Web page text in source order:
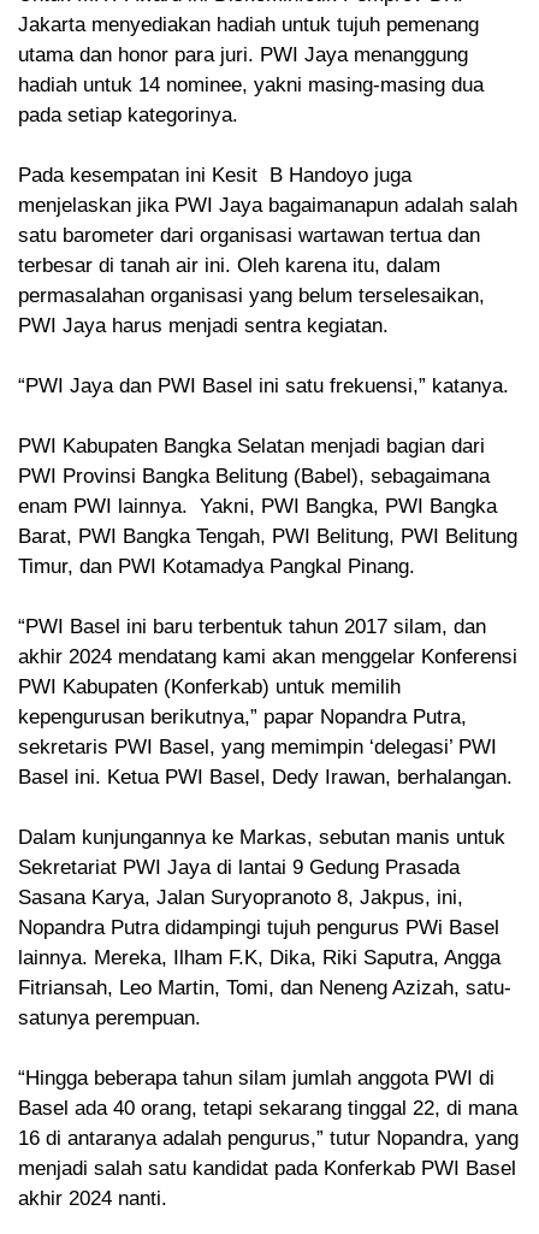
Jakarta menyediakan hadiah untuk tujuh pemenang
utama dan honor para juri. PWI Jaya menanggung
hadiah untuk 14 nominee, yakni masing-masing dua
pada setiap kategorinya.
Pada kesempatan ini Kesit B Handoyo juga
menjelaskan jika PWI Jaya bagaimanapun adalah salah
satu barometer dari organisasi wartawan tertua dan
terbesar di tanah air ini. Oleh karena itu, dalam
permasalahan organisasi yang belum terselesaikan,
PWI Jaya harus menjadi sentra kegiatan.
“PWI Jaya dan PWI Basel ini satu frekuensi,” katanya.
PWI Kabupaten Bangka Selatan menjadi bagian dari
PWI Provinsi Bangka Belitung (Babel), sebagaimana
enam PWI lainnya. Yakni, PWI Bangka, PWI Bangka
Barat, PWI Bangka Tengah, PWI Belitung, PWI Belitung
Timur, dan PWI Kotamadya Pangkal Pinang.
“PWI Basel ini baru terbentuk tahun 2017 silam, dan
akhir 2024 mendatang kami akan menggelar Konferensi
PWI Kabupaten (Konferkab) untuk memilih
kepengurusan berikutnya,” papar Nopandra Putra,
sekretaris PWI Basel, yang memimpin ‘delegasi’ PWI
Basel ini. Ketua PWI Basel, Dedy Irawan, berhalangan.
Dalam kunjungannya ke Markas, sebutan manis untuk
Sekretariat PWI Jaya di lantai 9 Gedung Prasada
Sasana Karya, Jalan Suryopranoto 8, Jakpus, ini,
Nopandra Putra didampingi tujuh pengurus PWi Basel
lainnya. Mereka, Ilham F.K, Dika, Riki Saputra, Angga
Fitriansah, Leo Martin, Tomi, dan Neneng Azizah, satu-
satunya perempuan.
“Hingga beberapa tahun silam jumlah anggota PWI di
Basel ada 40 orang, tetapi sekarang tinggal 22, di mana
16 di antaranya adalah pengurus,” tutur Nopandra, yang
menjadi salah satu kandidat pada Konferkab PWI Basel
akhir 2024 nanti.